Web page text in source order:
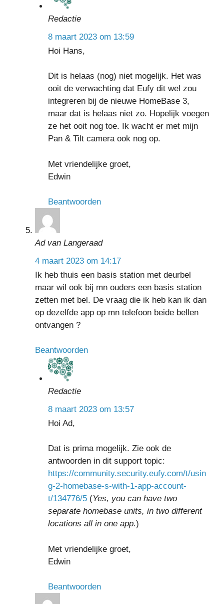
Redactie
8 maart 2023 om 13:59
Hoi Hans,
Dit is helaas (nog) niet mogelijk. Het was
ooit de verwachting dat Eufy dit wel zou
integreren bij de nieuwe HomeBase 3,
maar dat is helaas niet zo. Hopelijk voegen
ze het ooit nog toe. Ik wacht er met mijn
Pan & Tilt camera ook nog op.
Met vriendelijke groet,
Edwin
Beantwoorden
Ad van Langeraad
4 maart 2023 om 14:17
Ik heb thuis een basis station met deurbel
maar wil ook bij mn ouders een basis station
zetten met bel. De vraag die ik heb kan ik dan
op dezelfde app op mn telefoon beide bellen
ontvangen ?
Beantwoorden
Redactie
8 maart 2023 om 13:57
Hoi Ad,
Dat is prima mogelijk. Zie ook de
antwoorden in dit support topic:
https://community.security.eufy.com/t/usin
g-2-homebase-s-with-1-app-account-
t/134776/5(Yes, you can have two
separate homebase units, in two different
locations all in one app.)
Met vriendelijke groet,
Edwin
Beantwoorden